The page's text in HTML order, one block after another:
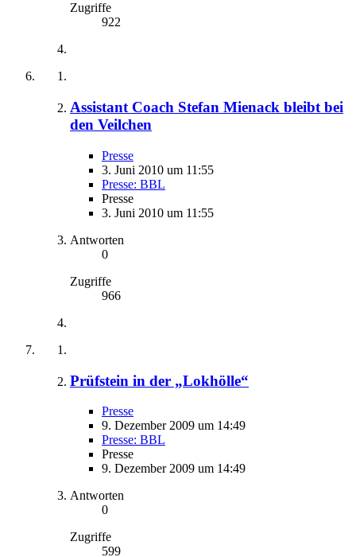
Zugriffe
922
Assistant Coach Stefan Mienack bleibt bei
den Veilchen
Presse
3. Juni 2010 um 11:55
Presse: BBL
Presse
3. Juni 2010 um 11:55
Antworten
0
Zugriffe
966
Prüfstein in der „Lokhölle“
Presse
9. Dezember 2009 um 14:49
Presse: BBL
Presse
9. Dezember 2009 um 14:49
Antworten
0
Zugriffe
599